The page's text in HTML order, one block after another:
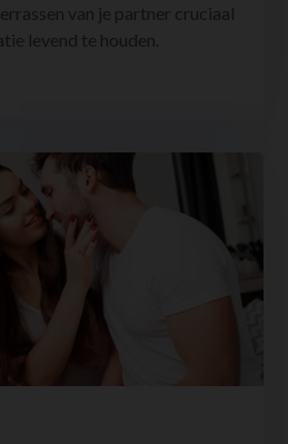
van je partner cruciaal
levend te houden.